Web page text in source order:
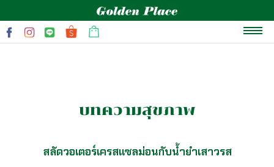
สินค้าและโปรโมชั่น
บทความสุขภาพ
สลัดวอเตอร์เครสแซลม่อนกับน้ำยำเสาวรส